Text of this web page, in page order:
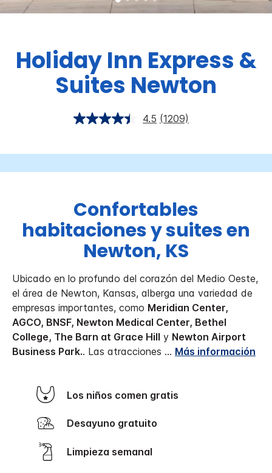
Holiday Inn Express &
Suites Newton
4.5 (1209)
Confortables
habitaciones y suites en
Newton, KS
Ubicado en lo profundo del corazón del Medio Oeste,
el área de Newton, Kansas, alberga una variedad de
empresas importantes, como Meridian Center,
AGCO, BNSF, Newton Medical Center, Bethel
College, The Barn at Grace Hill y Newton Airport
Business Park.. Las atracciones ... Más información
Los niños comen gratis
Desayuno gratuito
Limpieza semanal